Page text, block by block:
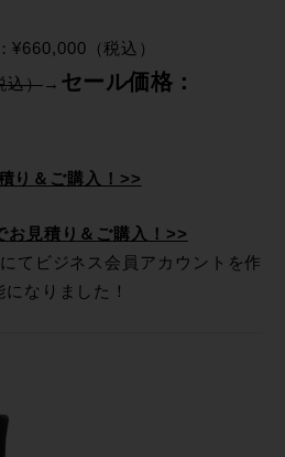
（税込）
込）→ セール価格：
り＆ご購入！>>
見積り＆ご購入！>>
てビジネス会員アカウントを作
なりました！